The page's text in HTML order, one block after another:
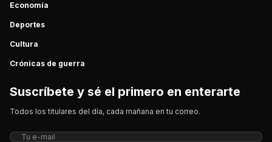
Economía
Deportes
Cultura
Crónicas de guerra
Suscríbete y sé el primero en enterarte
Todos los titulares del día, cada mañana en tu correo.